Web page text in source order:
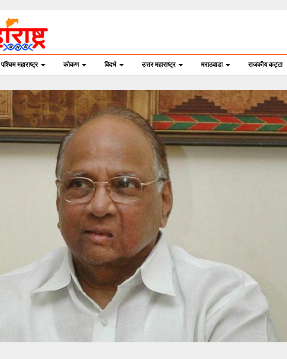
पश्चिम महाराष्ट्र कोकण विदर्भ उत्तर महाराष्ट्र मराठवाडा राजकीय कट्टा